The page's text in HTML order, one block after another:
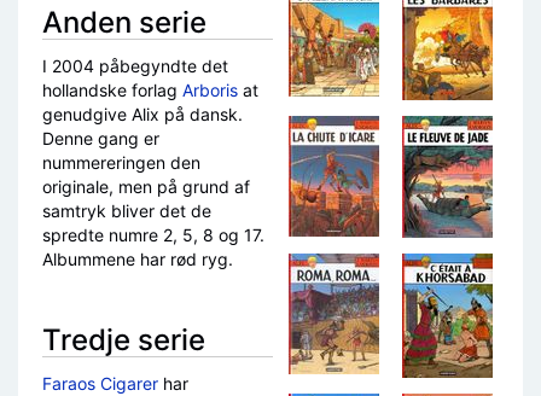
Anden serie
I 2004 påbegyndte det
hollandske forlag Arboris at
genudgive Alix på dansk.
Denne gang er
nummereringen den
originale, men på grund af
samtryk bliver det de
spredte numre 2, 5, 8 og 17.
Albummene har rød ryg.
Tredje serie
Faraos Cigarer har